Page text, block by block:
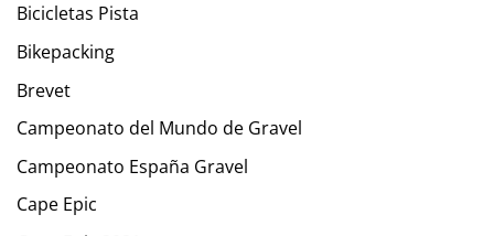
Bicicletas Pista
Bikepacking
Brevet
Campeonato del Mundo de Gravel
Campeonato España Gravel
Cape Epic